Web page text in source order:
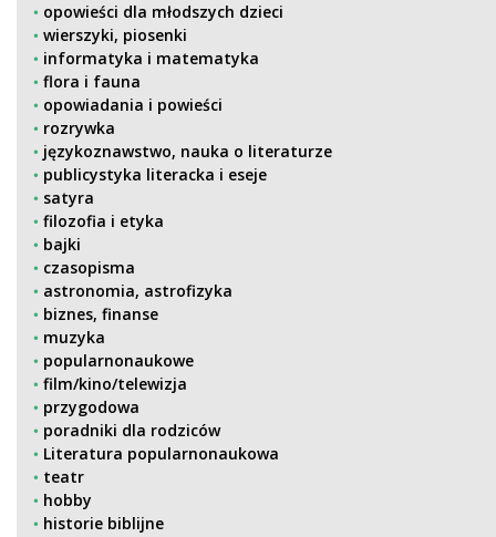
opowieści dla młodszych dzieci
wierszyki, piosenki
informatyka i matematyka
flora i fauna
opowiadania i powieści
rozrywka
językoznawstwo, nauka o literaturze
publicystyka literacka i eseje
satyra
filozofia i etyka
bajki
czasopisma
astronomia, astrofizyka
biznes, finanse
muzyka
popularnonaukowe
film/kino/telewizja
przygodowa
poradniki dla rodziców
Literatura popularnonaukowa
teatr
hobby
historie biblijne